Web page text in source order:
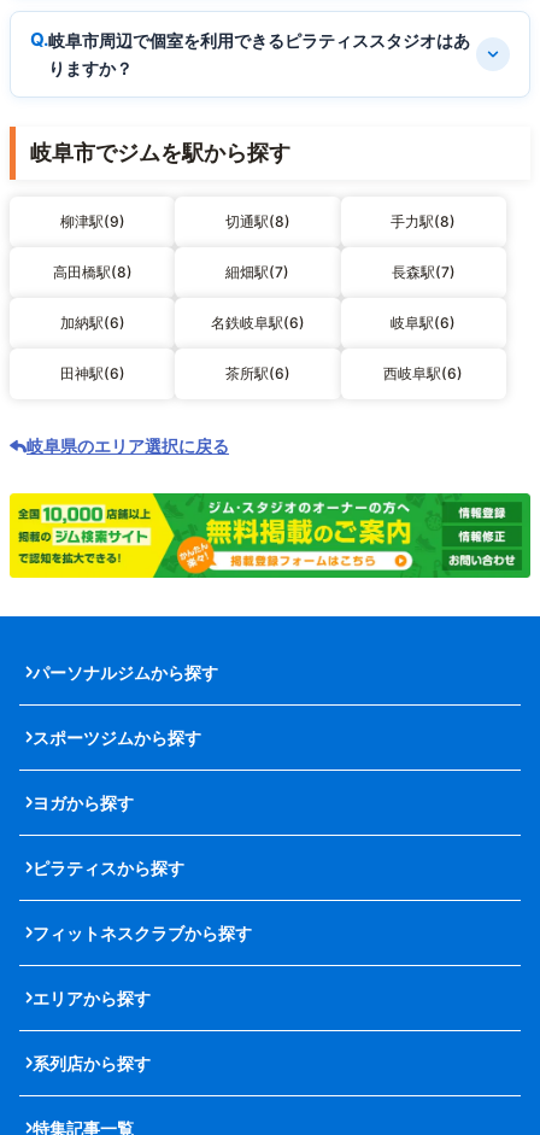
岐阜市周辺で個室を利用できるピラティススタジオはあ
りますか？
岐阜市でジムを駅から探す
柳津駅(9) 切通駅(8) 手力駅(8)
高田橋駅(8) 細畑駅(7) 長森駅(7)
加納駅(6) 名鉄岐阜駅(6) 岐阜駅(6)
田神駅(6) 茶所駅(6) 西岐阜駅(6)
岐阜県のエリア選択に戻る
パーソナルジムから探す
スポーツジムから探す
ヨガから探す
ピラティスから探す
フィットネスクラブから探す
エリアから探す
系列店から探す
特集記事一覧